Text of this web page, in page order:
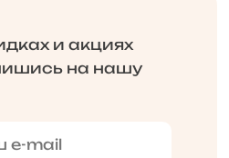
и акциях
на нашу